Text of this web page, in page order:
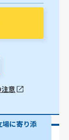
意
場に寄り添